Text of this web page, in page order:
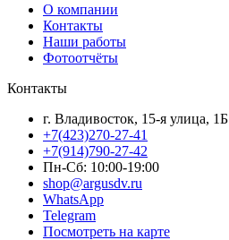
О компании
Контакты
Наши работы
Фотоотчёты
Контакты
г. Владивосток, 15-я улица, 1Б
+7(423)270-27-41
+7(914)790-27-42
Пн-Сб: 10:00-19:00
shop@argusdv.ru
WhatsApp
Telegram
Посмотреть на карте